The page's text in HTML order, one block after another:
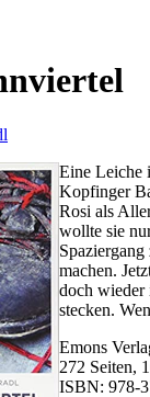
Eine Leiche
Kopfinger
Rosi als
wollte sie
machen.
doch wieder
stecken.
Emons
272 Seiten,
ISBN: 978-